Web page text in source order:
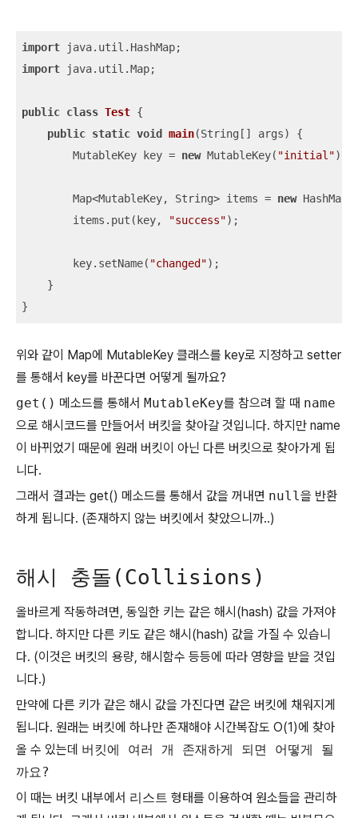
import
import java.util.Map;
public class Test {
public static void main(String[] args)
{
        MutableKey key =
new MutableKey( "initial");
        Map<MutableKey, String> items =
new
        items.put(key,
"success");
        key.setName(
"changed");
    }
}
위와 같이 Map에 MutableKey 클래스를 key로 지정하고 setter
를 통해서 key를 바꾼다면 어떻게 될까요?
get() 메소드를 통해서 MutableKey를 참으려 할 때 name
으로 해시코드를 만들어서 버킷을 찾아갈 것입니다. 하지만 name
이 바뀌었기 때문에 원래 버킷이 아닌 다른 버킷으로 찾아가게 됩
니다.
그래서 결과는 get() 메소드를 통해서 값을 꺼내면 null을 반환
하게 됩니다. (존재하지 않는 버킷에서 찾았으니까..)
해시 충돌(Collisions)
올바르게 작동하려면, 동일한 키는 같은 해시(hash) 값을 가져야
합니다. 하지만 다른 키도 같은 해시(hash) 값을 가질 수 있습니
다. (이것은 버킷의 용량, 해시함수 등등에 따라 영향을 받을 것입
니다.)
만약에 다른 키가 같은 해시 값을 가진다면 같은 버킷에 채워지게
됩니다. 원래는 버킷에 하나만 존재해야 시간복잡도 O(1)에 찾아
올 수 있는데 버킷에 여러 개 존재하게 되면 어떻게 될
까요?
이 때는 버킷 내부에서 리스트 형태를 이용하여 원소들을 관리하